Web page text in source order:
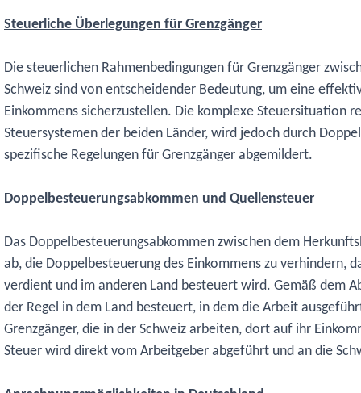
Steuerliche Überlegungen für Grenzgänger
Die steuerlichen Rahmenbedingungen für Grenzgänger
Schweiz sind von entscheidender Bedeutung, um eine
Einkommens sicherzustellen. Die komplexe Steuersituation
Steuersystemen der beiden Länder, wird jedoch durch
spezifische Regelungen für Grenzgänger abgemildert.
Doppelbesteuerungsabkommen und Quellensteuer
Das Doppelbesteuerungsabkommen zwischen dem
ab, die Doppelbesteuerung des Einkommens zu verhindern,
verdient und im anderen Land besteuert wird. Gemäß dem
der Regel in dem Land besteuert, in dem die Arbeit
Grenzgänger, die in der Schweiz arbeiten, dort auf ihr
Steuer wird direkt vom Arbeitgeber abgeführt und an die